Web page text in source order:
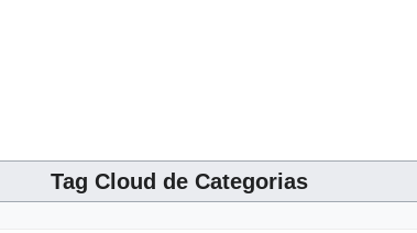
Tag Cloud de Categorias